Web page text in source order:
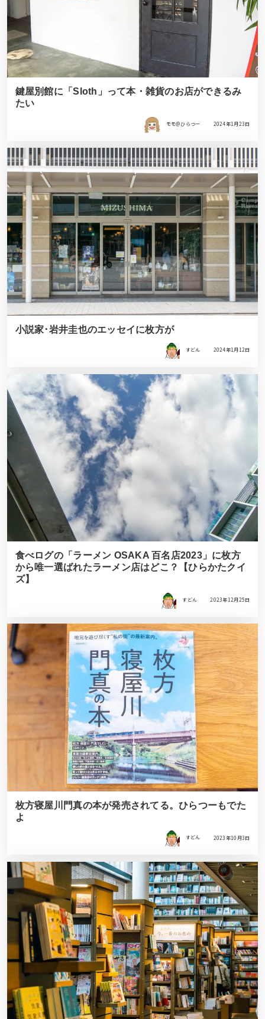
鍵屋別館に「Sloth」って本・雑貨のお店ができるみ
たい
モモ＠ひらつー 2024年1月23日
小説家･岩井圭也のエッセイに枚方が
すどん 2024年1月12日
食べログの「ラーメン OSAKA 百名店2023」に枚方
から唯一選ばれたラーメン店はどこ？【ひらかたクイ
ズ】
すどん 2023年12月25日
枚方寝屋川門真の本が発売されてる。ひらつーもでた
よ
すどん 2023年10月3日